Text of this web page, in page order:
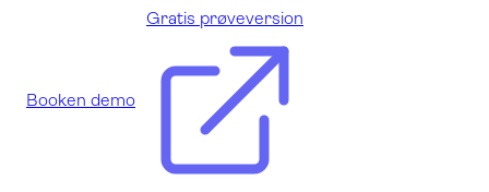
Booken demo
Gratis prøveversion